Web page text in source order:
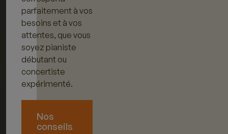
parfaitement à vos
besoins et à vos
attentes, que vous
soyez pianiste
débutant ou
concertiste
expérimenté.
Nos
conseils